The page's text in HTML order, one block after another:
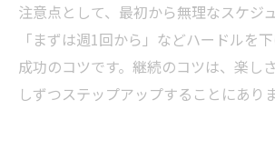
注意点として、最初から無理なスケジ
「まずは週1回から」などハードルを
成功のコツです。継続のコツは、楽し
しずつステップアップすることにありま